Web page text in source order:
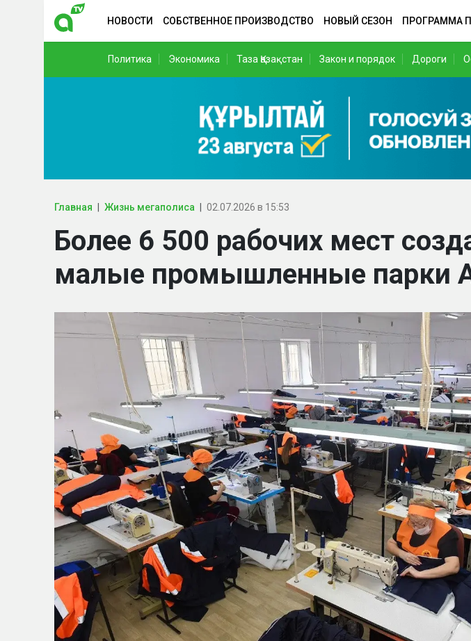
НОВОСТИ СОБСТВЕННОЕ ПРОИЗВОДСТВО НОВЫЙ СЕЗОН ПРОГРАММА
Политика Экономика Таза Қазақстан Закон и порядок Дороги
Главная Жизнь мегаполиса 02.07.2026 в 15:53
Более 6 500 рабочих мест
малые промышленные парки